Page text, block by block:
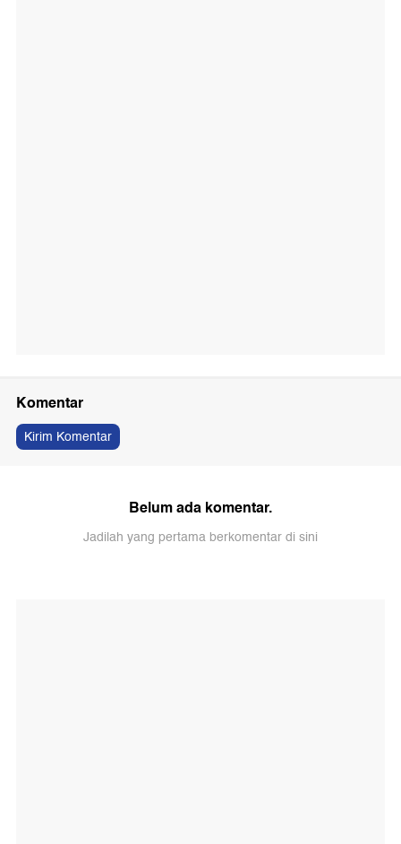
Komentar
Kirim Komentar
Belum ada komentar.
Jadilah yang pertama berkomentar di sini